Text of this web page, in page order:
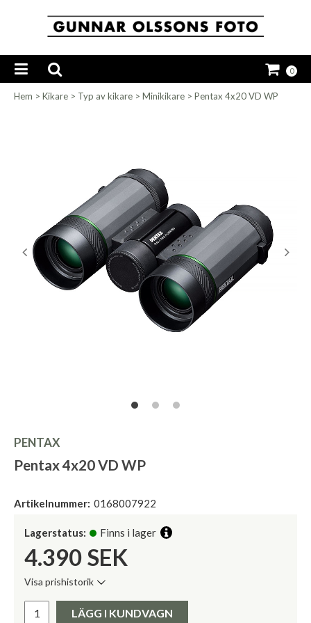
0
Hem > Kikare > Typ av kikare > Minikikare > Pentax 4x20 VD WP
PENTAX
Pentax 4x20 VD WP
Artikelnummer: 0168007922
Lagerstatus: Finns i lager
4.390 SEK
Visa prishistorik
Pris:
LÄGG I KUNDVAGN